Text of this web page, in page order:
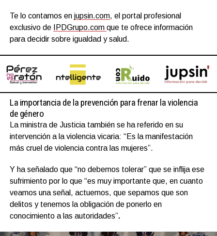
Te lo contamos en jupsin.com, el portal profesional
exclusivo de
IPDGrupo.com que te ofrece información
para decidir sobre igualdad y salud.
La importancia de la prevención para frenar la violencia
de género
La ministra de Justicia también se ha referido en su
intervención a la violencia vicaria: “Es la manifestación
más cruel de violencia contra las mujeres”.
Y ha señalado que “no debemos tolerar” que se inflija ese
sufrimiento por lo que “es muy importante que, en cuanto
veamos una señal, actuemos, que sepamos que son
delitos y tenemos la obligación de ponerlo en
conocimiento a las autoridades”.